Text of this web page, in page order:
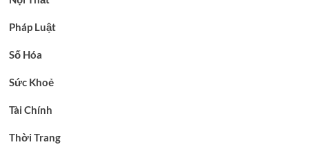
Pháp Luật
Số Hóa
Sức Khoẻ
Tài Chính
Thời Trang